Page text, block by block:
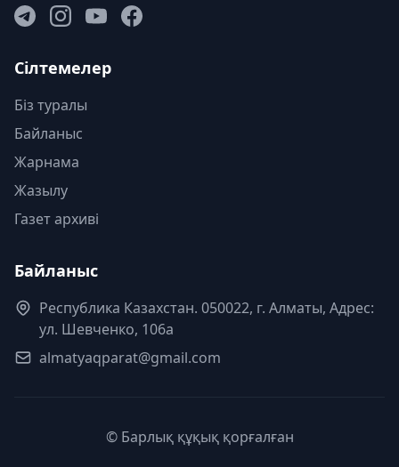
Сілтемелер
Біз туралы
Байланыс
Жарнама
Жазылу
Газет архиві
Байланыс
Республика Казахстан. 050022, г. Алматы, Адрес:
ул. Шевченко, 106а
almatyaqparat@gmail.com
© Барлық құқық қорғалған